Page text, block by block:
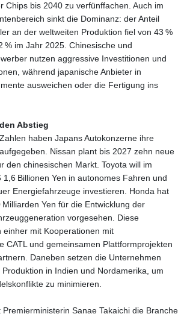
Chips bis 2040 zu verfünffachen. Auch im
sinkt die Dominanz: der Anteil
an der weltweiten Produktion fiel von 43 %
% im Jahr 2025. Chinesische und
nutzen aggressive Investitionen und
während japanische Anbieter in
ausweichen oder die Fertigung ins
Abstieg
haben Japans Autokonzerne ihre
Nissan plant bis 2027 zehn neue
den chinesischen Markt. Toyota will im
Billionen Yen in autonomes Fahren und
Energiefahrzeuge investieren. Honda hat
Yen für die Entwicklung der
vorgesehen. Diese
einher mit Kooperationen mit
CATL und gemeinsamen Plattformprojekten
Daneben setzen die Unternehmen
in Indien und Nordamerika, um
zu minimieren.
Premierministerin Sanae Takaichi die Branche